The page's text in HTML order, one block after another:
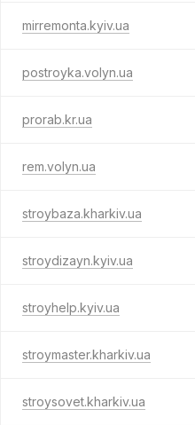
mirremonta.kyiv.ua
postroyka.volyn.ua
prorab.kr.ua
rem.volyn.ua
stroybaza.kharkiv.ua
stroydizayn.kyiv.ua
stroyhelp.kyiv.ua
stroymaster.kharkiv.ua
stroysovet.kharkiv.ua